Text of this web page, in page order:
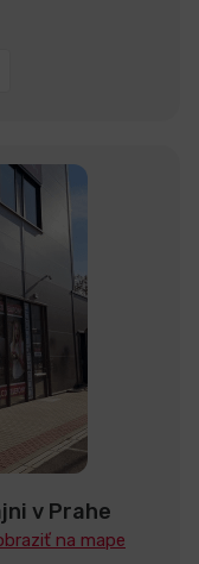
v Prahe
na mape